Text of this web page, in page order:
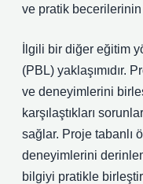
ve pratik becerilerinin
İlgili bir diğer eğitim
(PBL) yaklaşımıdır.
ve deneyimlerini
karşılaştıkları
sağlar. Proje tabanlı
deneyimlerini
bilgiyi pratikle